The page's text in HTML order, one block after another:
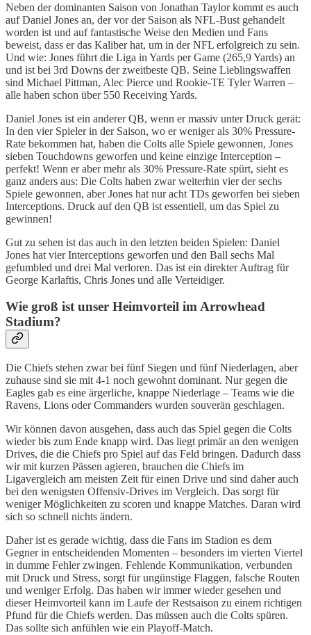
Neben der dominanten Saison von Jonathan Taylor kommt es auch
auf Daniel Jones an, der vor der Saison als NFL-Bust gehandelt
worden ist und auf fantastische Weise den Medien und Fans
beweist, dass er das Kaliber hat, um in der NFL erfolgreich zu sein.
Und wie: Jones führt die Liga in Yards per Game (265,9 Yards) an
und ist bei 3rd Downs der zweitbeste QB. Seine Lieblingswaffen
sind Michael Pittman, Alec Pierce und Rookie-TE Tyler Warren –
alle haben schon über 550 Receiving Yards.
Daniel Jones ist ein anderer QB, wenn er massiv unter Druck gerät:
In den vier Spieler in der Saison, wo er weniger als 30% Pressure-
Rate bekommen hat, haben die Colts alle Spiele gewonnen, Jones
sieben Touchdowns geworfen und keine einzige Interception –
perfekt! Wenn er aber mehr als 30% Pressure-Rate spürt, sieht es
ganz anders aus: Die Colts haben zwar weiterhin vier der sechs
Spiele gewonnen, aber Jones hat nur acht TDs geworfen bei sieben
Interceptions. Druck auf den QB ist essentiell, um das Spiel zu
gewinnen!
Gut zu sehen ist das auch in den letzten beiden Spielen: Daniel
Jones hat vier Interceptions geworfen und den Ball sechs Mal
gefumbled und drei Mal verloren. Das ist ein direkter Auftrag für
George Karlaftis, Chris Jones und alle Verteidiger.
Wie groß ist unser Heimvorteil im Arrowhead
Stadium?
Die Chiefs stehen zwar bei fünf Siegen und fünf Niederlagen, aber
zuhause sind sie mit 4-1 noch gewohnt dominant. Nur gegen die
Eagles gab es eine ärgerliche, knappe Niederlage – Teams wie die
Ravens, Lions oder Commanders wurden souverän geschlagen.
Wir können davon ausgehen, dass auch das Spiel gegen die Colts
wieder bis zum Ende knapp wird. Das liegt primär an den wenigen
Drives, die die Chiefs pro Spiel auf das Feld bringen. Dadurch dass
wir mit kurzen Pässen agieren, brauchen die Chiefs im
Ligavergleich am meisten Zeit für einen Drive und sind daher auch
bei den wenigsten Offensiv-Drives im Vergleich. Das sorgt für
weniger Möglichkeiten zu scoren und knappe Matches. Daran wird
sich so schnell nichts ändern.
Daher ist es gerade wichtig, dass die Fans im Stadion es dem
Gegner in entscheidenden Momenten – besonders im vierten Viertel
in dumme Fehler zwingen. Fehlende Kommunikation, verbunden
mit Druck und Stress, sorgt für ungünstige Flaggen, falsche Routen
und weniger Erfolg. Das haben wir immer wieder gesehen und
dieser Heimvorteil kann im Laufe der Restsaison zu einem richtigen
Pfund für die Chiefs werden. Das müssen auch die Colts spüren.
Das sollte sich anfühlen wie ein Playoff-Match.